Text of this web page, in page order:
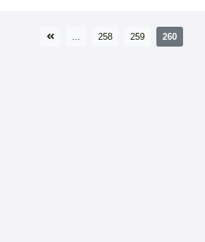
... 258 259 260